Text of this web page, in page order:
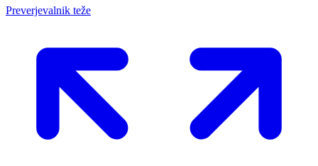
Preverjevalnik teže